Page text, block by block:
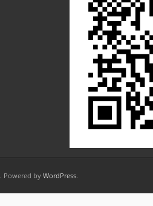
. Powered by WordPress.